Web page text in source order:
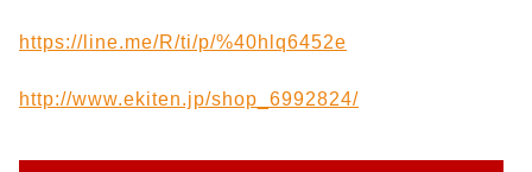
https://line.me/R/ti/p/%40hlq6452e
http://www.ekiten.jp/shop_6992824/